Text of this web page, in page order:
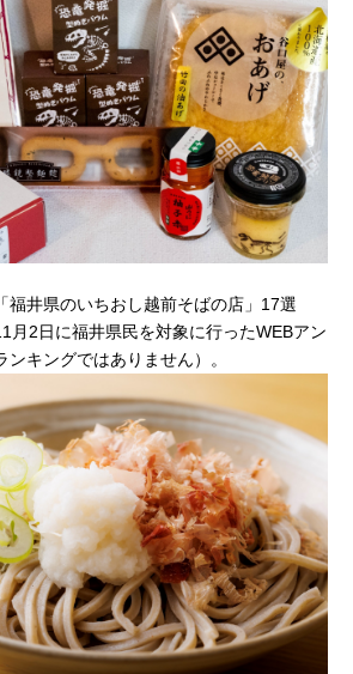
福井県のいちおし越前そばの店」17選
2日に福井県民を対象に行ったWEBアン
キングではありません）。